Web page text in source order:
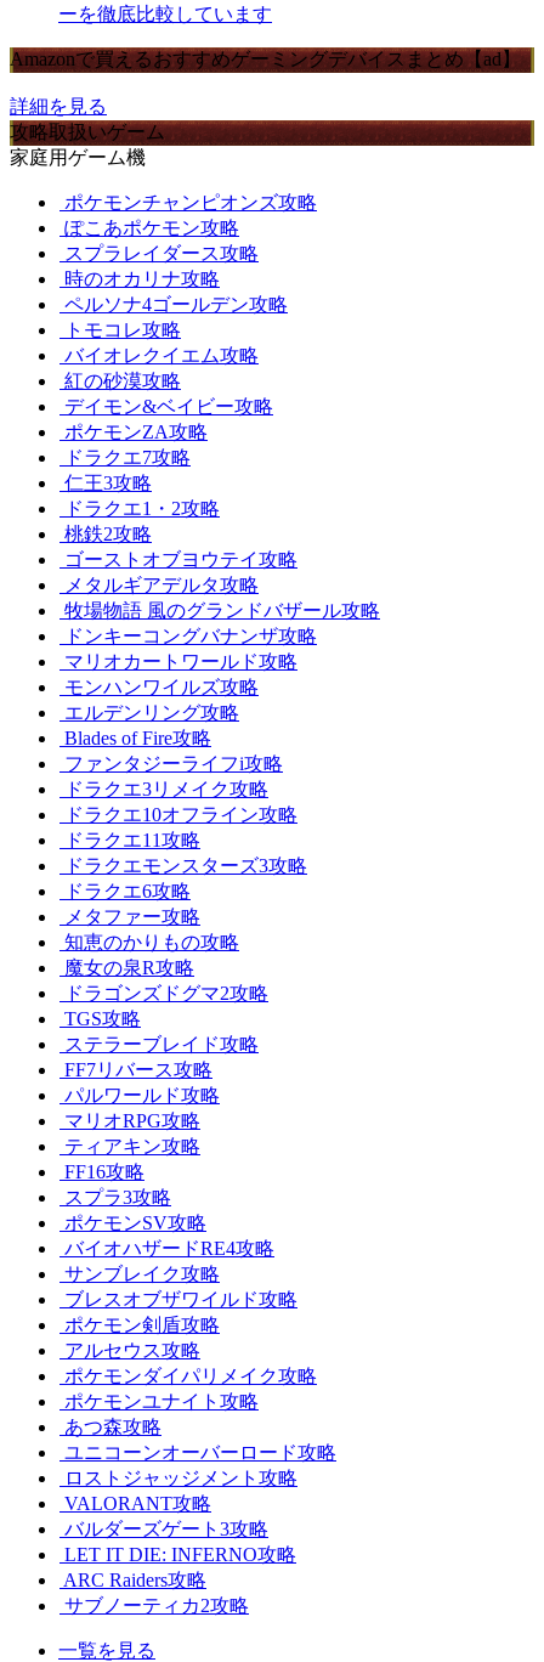
ーを徹底比較しています
Amazonで買えるおすすめゲーミングデバイスまとめ【ad】
詳細を見る
攻略取扱いゲーム
家庭用ゲーム機
ポケモンチャンピオンズ攻略
ぽこあポケモン攻略
スプラレイダース攻略
時のオカリナ攻略
ペルソナ4ゴールデン攻略
トモコレ攻略
バイオレクイエム攻略
紅の砂漠攻略
デイモン&ベイビー攻略
ポケモンZA攻略
ドラクエ7攻略
仁王3攻略
ドラクエ1・2攻略
桃鉄2攻略
ゴーストオブヨウテイ攻略
メタルギアデルタ攻略
牧場物語 風のグランドバザール攻略
ドンキーコングバナンザ攻略
マリオカートワールド攻略
モンハンワイルズ攻略
エルデンリング攻略
Blades of Fire攻略
ファンタジーライフi攻略
ドラクエ3リメイク攻略
ドラクエ10オフライン攻略
ドラクエ11攻略
ドラクエモンスターズ3攻略
ドラクエ6攻略
メタファー攻略
知恵のかりもの攻略
魔女の泉R攻略
ドラゴンズドグマ2攻略
TGS攻略
ステラーブレイド攻略
FF7リバース攻略
パルワールド攻略
マリオRPG攻略
ティアキン攻略
FF16攻略
スプラ3攻略
ポケモンSV攻略
バイオハザードRE4攻略
サンブレイク攻略
ブレスオブザワイルド攻略
ポケモン剣盾攻略
アルセウス攻略
ポケモンダイパリメイク攻略
ポケモンユナイト攻略
あつ森攻略
ユニコーンオーバーロード攻略
ロストジャッジメント攻略
VALORANT攻略
バルダーズゲート3攻略
LET IT DIE: INFERNO攻略
ARC Raiders攻略
サブノーティカ2攻略
一覧を見る